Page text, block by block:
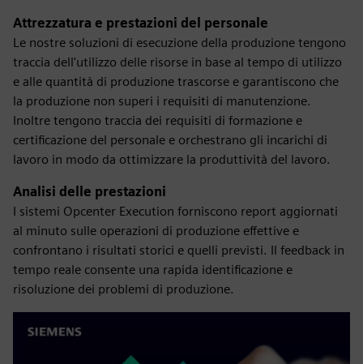
Attrezzatura e prestazioni del personale
Le nostre soluzioni di esecuzione della produzione tengono
traccia dell'utilizzo delle risorse in base al tempo di utilizzo
e alle quantità di produzione trascorse e garantiscono che
la produzione non superi i requisiti di manutenzione.
Inoltre tengono traccia dei requisiti di formazione e
certificazione del personale e orchestrano gli incarichi di
lavoro in modo da ottimizzare la produttività del lavoro.
Analisi delle prestazioni
I sistemi Opcenter Execution forniscono report aggiornati
al minuto sulle operazioni di produzione effettive e
confrontano i risultati storici e quelli previsti. Il feedback in
tempo reale consente una rapida identificazione e
risoluzione dei problemi di produzione.